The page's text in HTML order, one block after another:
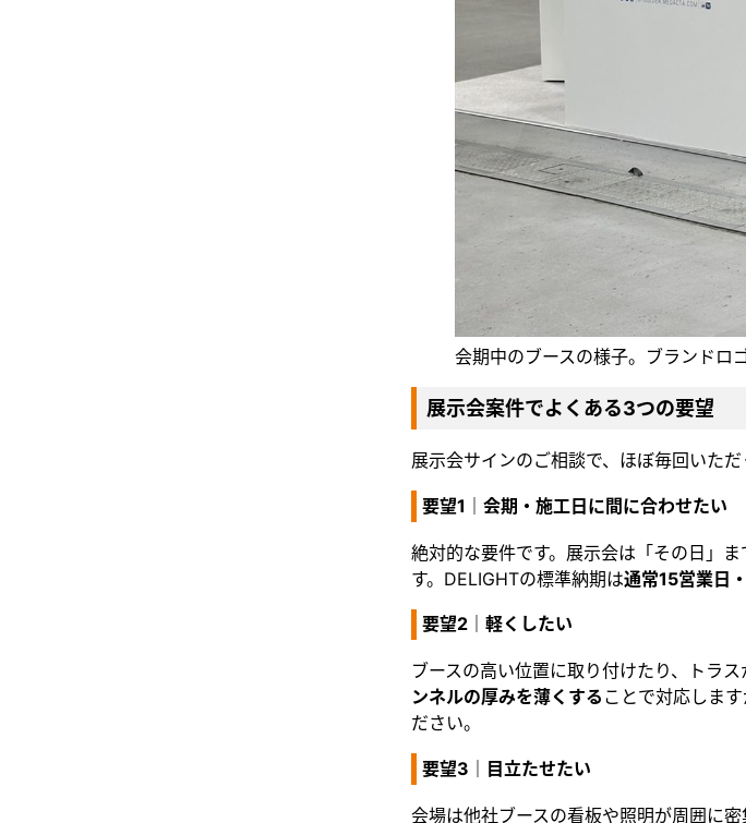
会期中のブースの様子。ブランドロ
展示会案件でよくある3つの要望
展示会サインのご相談で、ほぼ毎回いただ
要望1｜会期・施工日に間に合わせたい
絶対的な要件です。展示会は「その日」
す。DELIGHTの標準納期は通常15営業日
要望2｜軽くしたい
ブースの高い位置に取り付けたり、トラ
ンネルの厚みを薄くする ことで対応しま
ださい。
要望3｜目立たせたい
会場は他社ブースの看板や照明が周囲に